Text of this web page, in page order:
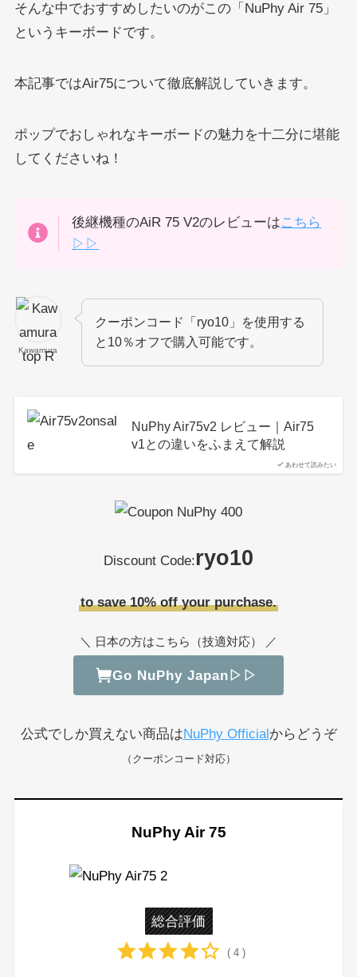
そんな中でおすすめしたいのがこの「NuPhy Air 75」
というキーボードです。
本記事ではAir75について徹底解説していきます。
ポップでおしゃれなキーボードの魅力を十二分に堪能
してくださいね！
後継機種のAiR 75 V2のレビューはこちら
▷▷
Kawamura
クーポンコード「ryo10」を使用する
と10％オフで購入可能です。
あわせて読みたい
NuPhy Air75v2 レビュー｜Air75
v1との違いをふまえて解説
Discount Code:ryo10
to save 10% off your purchase.
＼ 日本の方はこちら（技適対応） ／
Go NuPhy Japan▷▷
公式でしか買えない商品はNuPhy Official からどうぞ
（クーポンコード対応）
NuPhy Air 75
総合評価
( 4 )